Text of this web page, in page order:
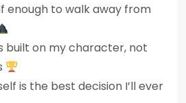
enough to walk away from
built on my character, not
is the best decision I’ll ever